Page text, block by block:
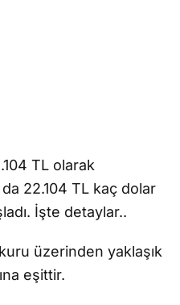
TL olarak
22.104 TL kaç dolar
İşte detaylar..
üzerinden yaklaşık
eşittir.